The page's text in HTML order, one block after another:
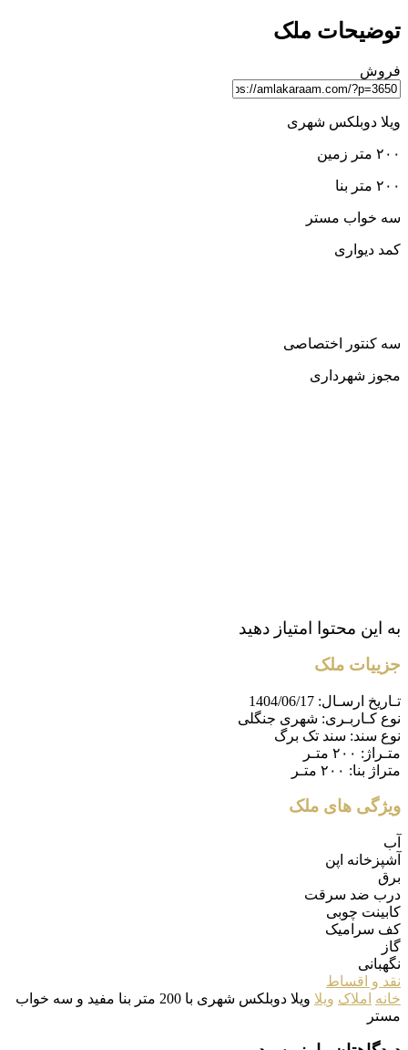
توضیحات ملک
فروش
ویلا دوبلکس شهری
۲۰۰ متر زمین
۲۰۰ متر بنا
سه خواب مستر
کمد دیواری
سه کنتور اختصاصی
مجوز شهرداری
به این محتوا امتیاز دهید
جزییات ملک
تـاریخ ارسـال: 1404/06/17
نوع کـاربـری: شهری جنگلی
نوع سند: سند تک برگ
متـراژ: ۲۰۰ متـر
متراژ بنا: ۲۰۰ متـر
ویژگی های ملک
آب
آشپزخانه اپن
برق
درب ضد سرقت
کابینت چوبی
کف سرامیک
گاز
نگهبانی
نقد و اقساط
خانه املاک ویلا
ویلا دوبلکس شهری با 200 متر بنا مفید و سه خواب
مستر